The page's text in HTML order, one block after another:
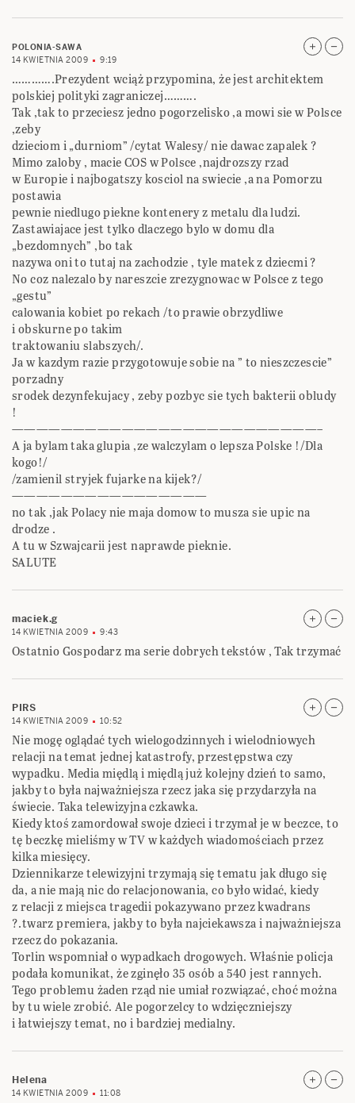
POLONIA-SAWA
14 KWIETNIA 2009
9:19
………….Prezydent wciąż przypomina, że jest architektem
polskiej polityki zagraniczej……….
Tak ,tak to przeciesz jedno pogorzelisko ,a mowi sie w Polsce
,zeby
dzieciom i „durniom” /cytat Walesy/ nie dawac zapalek ?
Mimo zaloby , macie COS w Polsce ,najdrozszy rzad
w Europie i najbogatszy kosciol na swiecie ,a na Pomorzu
postawia
pewnie niedlugo piekne kontenery z metalu dla ludzi.
Zastawiajace jest tylko dlaczego bylo w domu dla
„bezdomnych” ,bo tak
nazywa oni to tutaj na zachodzie , tyle matek z dziecmi ?
No coz nalezalo by nareszcie zrezygnowac w Polsce z tego
„gestu”
calowania kobiet po rekach /to prawie obrzydliwe
i obskurne po takim
traktowaniu slabszych/.
Ja w kazdym razie przygotowuje sobie na ” to nieszczescie”
porzadny
srodek dezynfekujacy , zeby pozbyc sie tych bakterii obludy
!
—————————————————————————–
A ja bylam taka glupia ,ze walczylam o lepsza Polske !/Dla
kogo!/
/zamienil stryjek fujarke na kijek?/
————————————————
no tak ,jak Polacy nie maja domow to musza sie upic na
drodze .
A tu w Szwajcarii jest naprawde pieknie.
SALUTE
maciek.g
14 KWIETNIA 2009 9:43
Ostatnio Gospodarz ma serie dobrych tekstów , Tak trzymać
PIRS
14 KWIETNIA 2009 10:52
Nie mogę oglądać tych wielogodzinnych i wielodniowych
relacji na temat jednej katastrofy, przestępstwa czy
wypadku. Media międlą i międlą już kolejny dzień to samo,
jakby to była najważniejsza rzecz jaka się przydarzyła na
świecie. Taka telewizyjna czkawka.
Kiedy ktoś zamordował swoje dzieci i trzymał je w beczce, to
tę beczkę mieliśmy w TV w każdych wiadomościach przez
kilka miesięcy.
Dziennikarze telewizyjni trzymają się tematu jak długo się
da, a nie mają nic do relacjonowania, co było widać, kiedy
z relacji z miejsca tragedii pokazywano przez kwadrans
?.twarz premiera, jakby to była najciekawsza i najważniejsza
rzecz do pokazania.
Torlin wspomniał o wypadkach drogowych. Właśnie policja
podała komunikat, że zginęło 35 osób a 540 jest rannych.
Tego problemu żaden rząd nie umiał rozwiązać, choć można
by tu wiele zrobić. Ale pogorzelcy to wdzięczniejszy
i łatwiejszy temat, no i bardziej medialny.
Helena
14 KWIETNIA 2009 11:08